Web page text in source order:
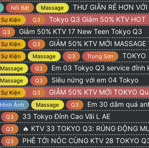
Nổi Bật Massage THƯ GIÃN RẺ HƠN
Sự Kiện Q3 Tokyo Q3 Giảm 50% KTV HOT
Q3 Giảm 50% KTV 17 New Teen Tokyo Q3
Sự Kiện Q3 GIẢM 50% KTV MỚI
Sự Kiện Massage Q3 Trung Sơn TOKYO + LQP
Massage Q3 Em 03 Tokyo Q3 service đỉnh
Massage Q3 Siêu nứng với em 04 Tokyo
Sự Kiện Q3 GIẢM 50% KTV MỚi TOKYO
Hình Ảnh Massage Q3 Em 30 dâm quá
Q3 33 Tokyo Đỉnh Cao Vãi L AE
Q3 🔥 KTV 33 TOKYO Q3: RÚNG ĐỘNG
Q3 PHÊ TỚI NÓC CÙNG KTV 28 TOKYO Q3: CƠN